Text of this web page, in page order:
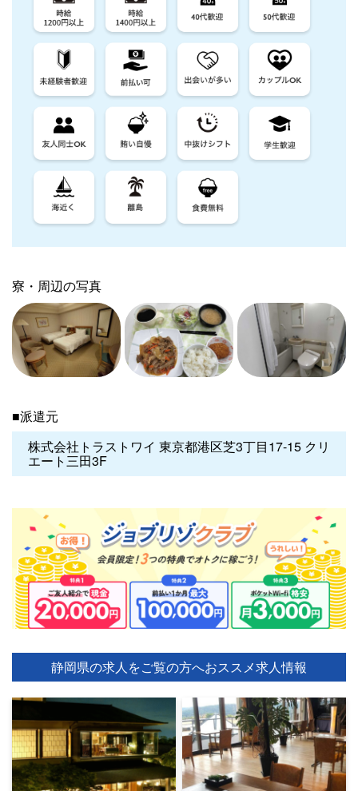
寮・周辺の写真
■派遣元
株式会社トラストワイ 東京都港区芝3丁目17-15 クリ
エート三田3F
静岡県の求人をご覧の方へおススメ求人情報